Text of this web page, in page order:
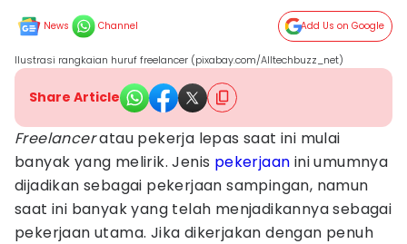
News Channel Add Us on Google
Ilustrasi rangkaian huruf freelancer (pixabay.com/Alltechbuzz_net)
Share Article
Freelanceratau pekerja lepas saat ini mulai
banyak yang melirik. Jenis pekerjaan ini umumnya
dijadikan sebagai pekerjaan sampingan, namun
saat ini banyak yang telah menjadikannya sebagai
pekerjaan utama. Jika dikerjakan dengan penuh